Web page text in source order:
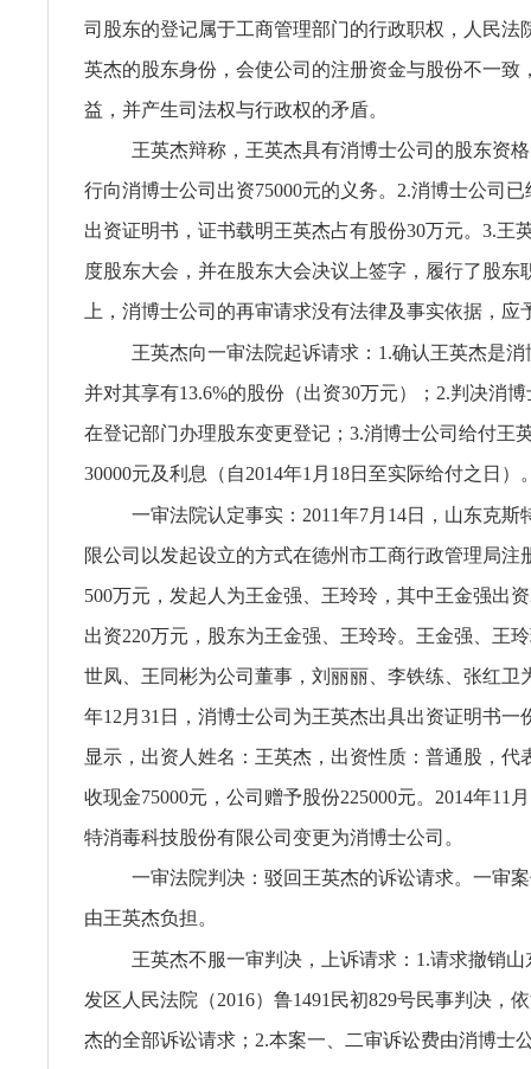
司股东的登记属于工商管理部门的行政职权，人民法
英杰的股东身份，会使公司的注册资金与股份不一致
益，并产生司法权与行政权的矛盾。
王英杰辩称，王英杰具有消博士公司的股东资
行向消博士公司出资75000元的义务。2.消博士公司
出资证明书，证书载明王英杰占有股份30万元。3.王
度股东大会，并在股东大会决议上签字，履行了股东
上，消博士公司的再审请求没有法律及事实依据，应
王英杰向一审法院起诉请求：1.确认王英杰是
并对其享有13.6%的股份（出资30万元）；2.判决消
在登记部门办理股东变更登记；3.消博士公司给付王
30000元及利息（自2014年1月18日至实际给付之日）
一审法院认定事实：2011年7月14日，山东克斯
限公司以发起设立的方式在德州市工商行政管理局注
500万元，发起人为王金强、王玲玲，其中王金强出
出资220万元，股东为王金强、王玲玲。王金强、王
世凤、王同彬为公司董事，刘丽丽、李铁练、张红卫
年12月31日，消博士公司为王英杰出具出资证明书一
显示，出资人姓名：王英杰，出资性质：普通股，代
收现金75000元，公司赠予股份225000元。2014年11
特消毒科技股份有限公司变更为消博士公司。
一审法院判决：驳回王英杰的诉讼请求。一审
由王英杰负担。
王英杰不服一审判决，上诉请求：1.请求撤销
发区人民法院（2016）鲁1491民初829号民事判决，
杰的全部诉讼请求；2.本案一、二审诉讼费由消博士